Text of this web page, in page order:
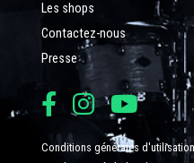
Les shops
Contactez-nous
Presse
Conditions générales d'utilisation